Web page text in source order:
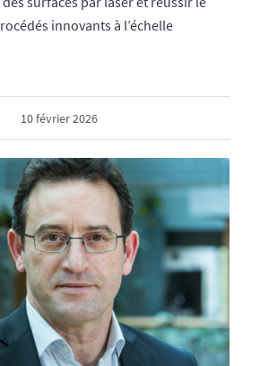
innovants à l’échelle
10 février 2026